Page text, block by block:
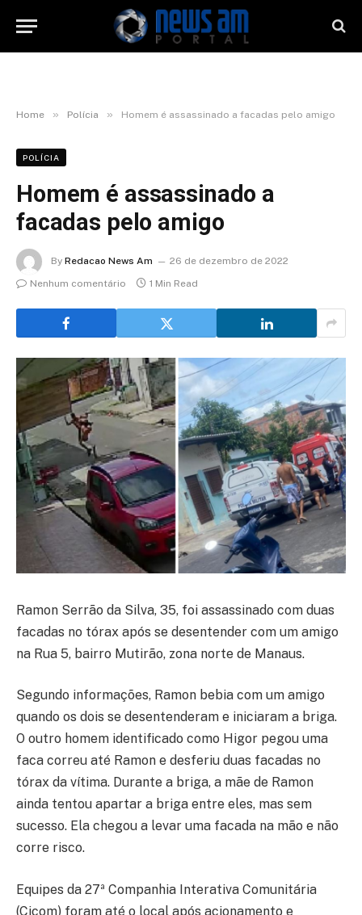
Home » Polícia » Homem é assassinado a facadas pelo amigo
POLÍCIA
Homem é assassinado a
facadas pelo amigo
By Redacao News Am
26 de dezembro de 2022
Nenhum comentário
1 Min Read
Ramon Serrão da Silva, 35, foi assassinado com duas
facadas no tórax após se desentender com um amigo
na Rua 5, bairro Mutirão, zona norte de Manaus.
Segundo informações, Ramon bebia com um amigo
quando os dois se desentenderam e iniciaram a briga.
O outro homem identificado como Higor pegou uma
faca correu até Ramon e desferiu duas facadas no
tórax da vítima. Durante a briga, a mãe de Ramon
ainda tentou apartar a briga entre eles, mas sem
sucesso. Ela chegou a levar uma facada na mão e não
corre risco.
Equipes da 27ª Companhia Interativa Comunitária
(Cicom) foram até o local após acionamento e